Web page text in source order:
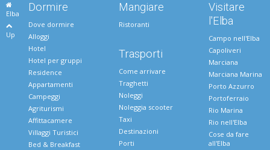
Elba
Up
Dormire
Dove dormire
Alloggi
Hotel
Hotel per gruppi
Residence
Appartamenti
Campeggi
Agriturismi
Affittacamere
Villaggi Turistici
Bed & Breakfast
Mangiare
Ristoranti
Trasporti
Come arrivare
Traghetti
Noleggi
Noleggia scooter
Taxi
Destinazioni
Porti
Visitare
l'Elba
Campo nell'Elba
Capoliveri
Marciana
Marciana Marina
Porto Azzurro
Portoferraio
Rio Marina
Rio nell'Elba
Cose da fare
all'Elba